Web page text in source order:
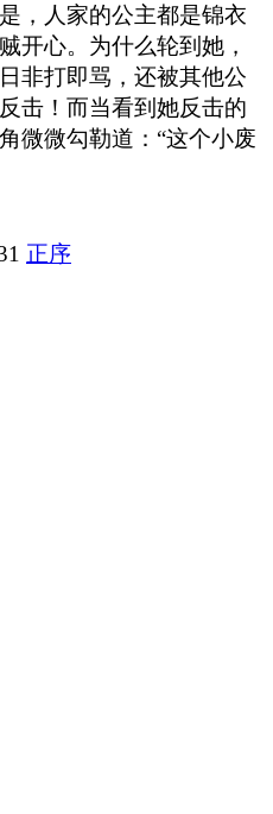
，人家的公主都是锦衣
开心。为什么轮到她，
非打即骂，还被其他公
击！而当看到她反击的
微微勾勒道：“这个小废
正序